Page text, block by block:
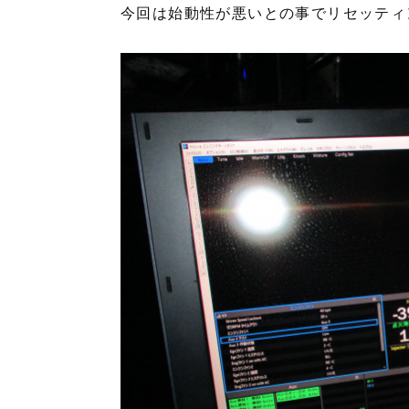
今回は始動性が悪いとの事でリセッテ